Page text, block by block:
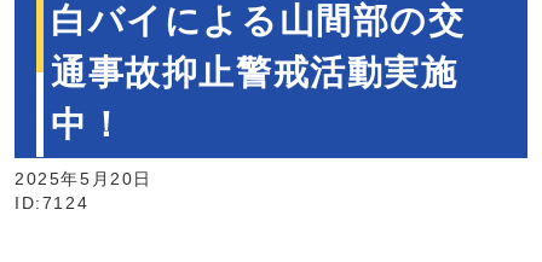
白バイによる山間部の交
通事故抑止警戒活動実施
中！
2025年5月20日
ID:7124